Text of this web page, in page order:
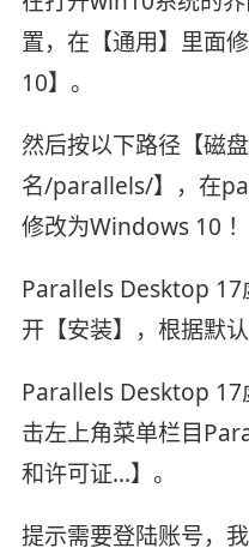
置，在【通用】里面
10】。
然后按以下路径【磁
名/parallels/】，在
修改为Windows 10 ！
Parallels Desktop 17
开【安装】，根据默
Parallels Desktop 17
击左上角菜单栏目
和许可证...】。
提示需要登陆账号，